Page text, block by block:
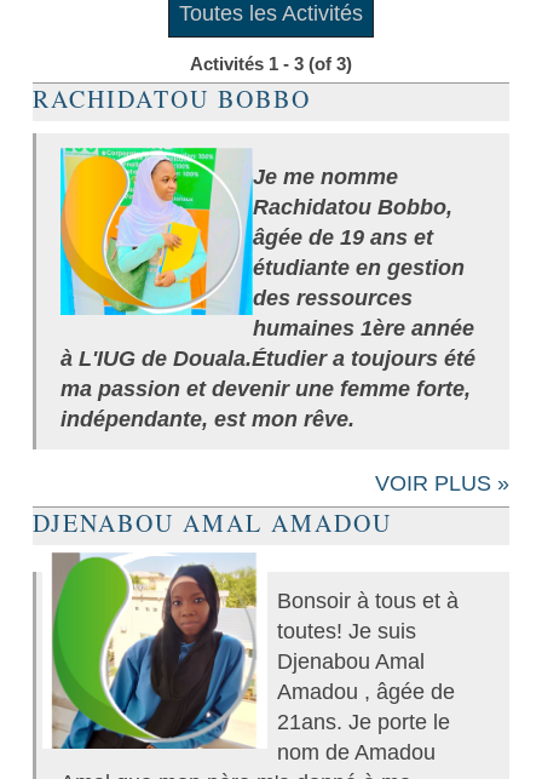
Toutes les Activités
Activités 1 - 3 (of 3)
RACHIDATOU BOBBO
Je me nomme
Rachidatou Bobbo,
âgée de 19 ans et
étudiante en gestion
des ressources
humaines 1ère année
à L'IUG de Douala.Étudier a toujours été
ma passion et devenir une femme forte,
indépendante, est mon rêve.
VOIR PLUS »
DJENABOU AMAL AMADOU
Bonsoir à tous et à
toutes! Je suis
Djenabou Amal
Amadou , âgée de
21ans. Je porte le
nom de Amadou